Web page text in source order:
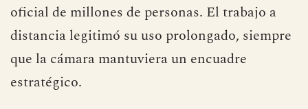
oficial de millones de personas. El trabajo a
distancia legitimó su uso prolongado, siempre
que la cámara mantuviera un encuadre
estratégico.